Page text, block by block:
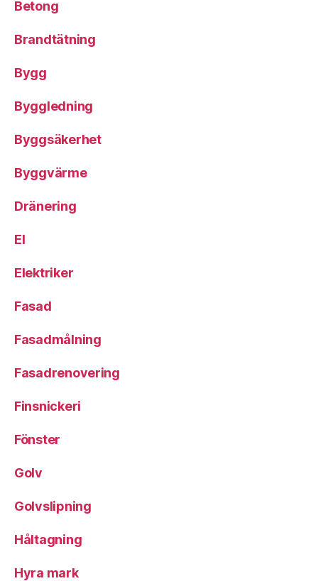
Betong
Brandtätning
Bygg
Byggledning
Byggsäkerhet
Byggvärme
Dränering
El
Elektriker
Fasad
Fasadmålning
Fasadrenovering
Finsnickeri
Fönster
Golv
Golvslipning
Håltagning
Hyra mark